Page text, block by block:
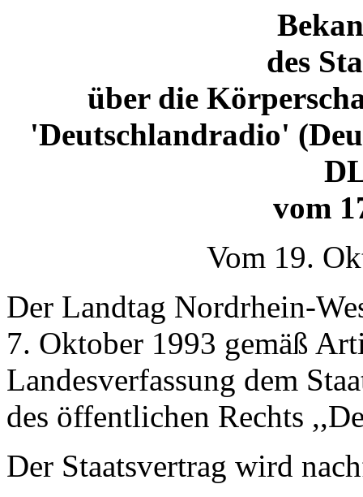
des
über die
'Deutschlandradio'
vom
Vom 19.
Der Landtag Nordrhein-
7. Oktober 1993 gemäß
Landesverfassung dem
des öffentlichen Rechts
Der Staatsvertrag wird